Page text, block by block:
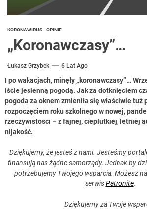
KORONAWIRUS OPINIE
„Koronawczasy”…
Łukasz Grzybek 6 Lat Ago
I po wakacjach, minęły „koronawczasy”…
iście jesienną pogodą. Jak za dotknięciem
pogoda za oknem zmieniła się właściwie tuż
rozpoczęciem roku szkolnego w nowej,
rzeczywistości – z fajnej, cieplutkiej, letniej
nijakość.
Dziękujemy, że jesteś z nami. Jesteśmy
finansują nas żądne samorządy. Jednak by
potrzebujemy Twojego wsparcia. Możesz
serwisPatronite.
Dziękujemy za Twoje